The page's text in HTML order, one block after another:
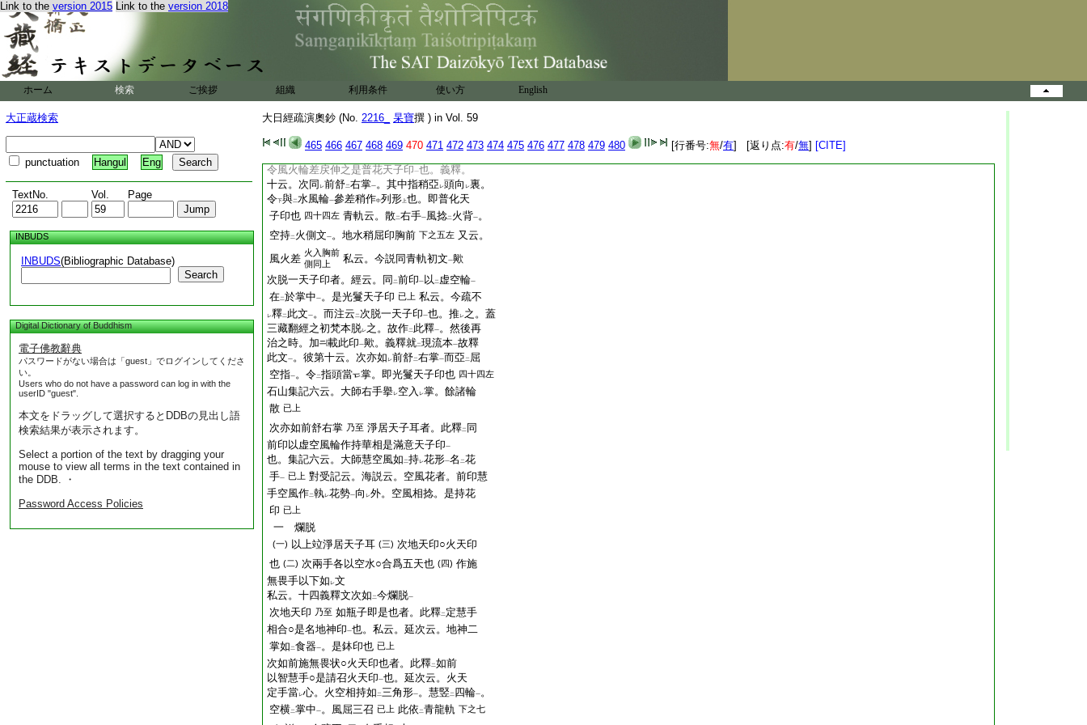
Link to the version 2015 Link to the version 2018
ホーム 検索 ご挨拶 組織 利用条件 使い方 English
大正蔵検索
punctuation Hangul Eng
TextNo. Vol. Page
INBUDS
INBUDS(Bibliographic Database)
Search
Digital Dictionary of Buddhism
電子佛教辭典
パスワードがない場合は「guest」でログインしてくださ
い。
Users who do not have a password can log in with the
userID "guest".
本文をドラッグして選択するとDDBの見出し語
検索結果が表示されます。
Select a portion of the text by dragging your
mouse to view all terms in the text contained in
the DDB. ・
Password Access Policies
大日經疏演奧鈔 (No. 2216_ 杲寶撰 ) in Vol. 59
465 466 467 468 469 470 471 472 473 474 475 476 477 478 479 480 [行番号:無/有] [返り点:有/無] [CITE]
二 此文一 者。大口印用 后。頗似二相違一 已上
私云。密印品･祕密品兩品説相。無能勝･無能
勝妃兩印相反。二尊互通故歟。三密鈔第四
彼祕密品妃･王印 。逆次爲
印品王･妃
次舒右手而托右頬○ 一名自
在天
二以智慧
手承頬是自在天印
也。以下説二護世天等印 一
5 次同前自在天○
次脱一
天子印 者。此釋二即以此印
令風火輪差戻伸之是普花天子印一也。義釋。
十云。次同 レ前舒二右掌一。其中指稍亞 レ頭向 レ裏。
令下與二水風輪一參差稍作中列形 上也。即普化天
子印也 四十四左 青軌云。散二右手一風捻二 火背一。
空持二 火側文一。地水稍屈印胸前 下之五左 又云。
風火差 火入胸前
側同上
私云。今説同青軌初文一歟
次脱一天子印者。經云。同 二前印一 以 二 虚空輪一
在二於掌中一。是光鬘天子印 已上 私云。今疏不
レ釋二 此文一。而注云 二次脱一天子印一也。推レ之。蓋
三藏翻經之初梵本脱レ之。故作二 此釋一。然後再
治之時。加
載此印一歟。義釋就二現流本一故釋
此文一。彼第十云。次亦如 レ前舒二右掌一而亞 二 屈
空指一。令二指頭當 掌。即光鬘天子印也 四十四左
石山集記六云。大師右手擧レ空入 レ掌。餘諸輪
散 已上
次亦如前舒右掌 乃至 淨居天子耳者。此釋二 同
前印以虚空風輪作持華相是滿意天子印一
也。集記六云。大師慧空風如 二持レ花形一名 二花
手一 已上 對受記云。海説云。空風花者。前印慧
手空風作二執レ花勢一向 レ外。空風相捻。是持花
印 已上
一 爛脱
(一) 以上竝淨居天子耳 (三) 次地天印○火天印
也 (二) 次兩手各以空水○合爲五天也 (四) 作施
無畏手以下如 レ文
私云。十四義釋文次如 二今爛脱一
次地天印 乃至 如瓶子即是也者。此釋二 定慧手
相合○是名地神印一也。私云。延次云。地神二
掌如 二食器一。是鉢印也 已上
次如前施無畏状○火天印也者。此釋二如前
以智慧手○是請召火天印一也。延次云。火天
定手當レ心。火空相持如 二三角形一。慧竪 二 四輪一。
空横二掌中一。風屈三召 已上 此依 二青龍軌 下之七